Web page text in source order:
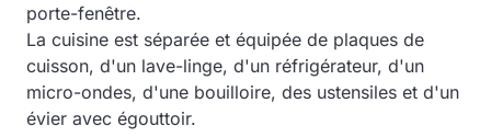
porte-fenêtre.
La cuisine est séparée et équipée de plaques de
cuisson, d'un lave-linge, d'un réfrigérateur, d'un
micro-ondes, d'une bouilloire, des ustensiles et d'un
évier avec égouttoir.